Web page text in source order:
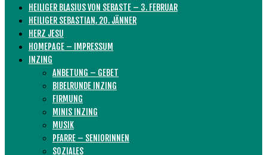
HEILIGER BLASIUS VON SEBASTE – 3. FEBRUAR
HEILIGER SEBASTIAN, 20. JÄNNER
HERZ JESU
HOMEPAGE – IMPRESSUM
INZING
ANBETUNG – GEBET
BIBELRUNDE INZING
FIRMUNG
MINIS INZING
MUSIK
PFARRE – SENIORINNEN
SOZIALES